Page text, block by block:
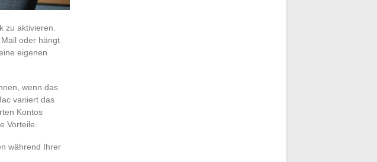
zu aktivieren.
oder hängt
eigenen
wenn das
variiert das
Kontos
Vorteile.
während Ihrer